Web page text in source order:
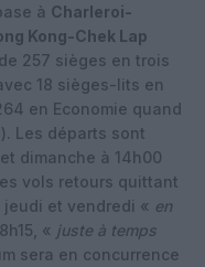
à Charleroi-
Kong-Chek Lap
de 257 sièges en trois
18 sièges-lits en
en Economie quand
Les départs sont
dimanche à 14h00
vols retours quittant
et vendredi « en
« juste à temps
sera en concurrence